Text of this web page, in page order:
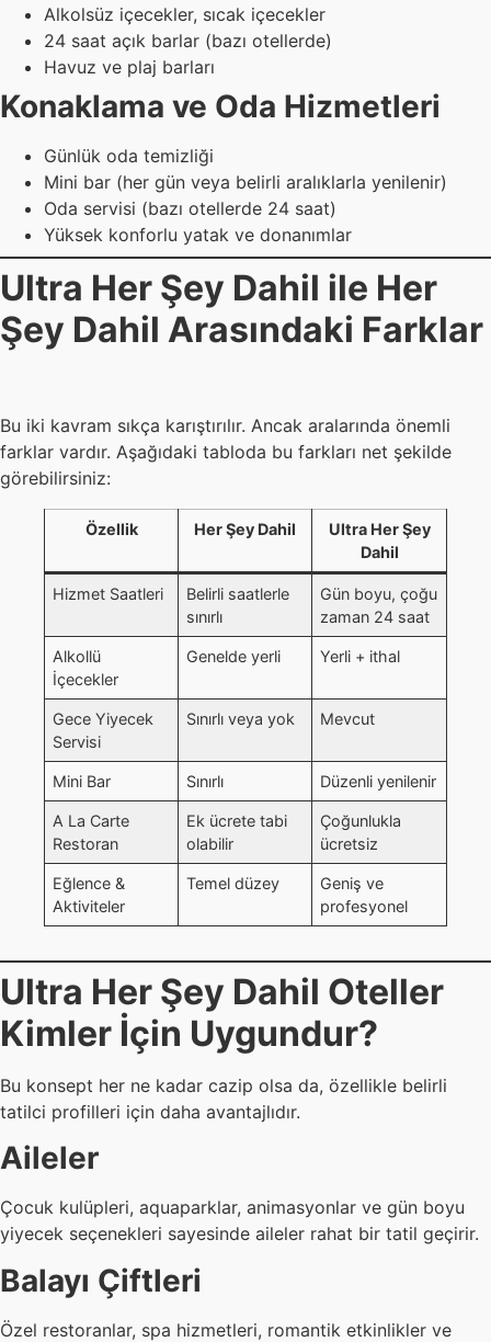
Alkolsüz içecekler, sıcak içecekler
24 saat açık barlar (bazı otellerde)
Havuz ve plaj barları
Konaklama ve Oda Hizmetleri
Günlük oda temizliği
Mini bar (her gün veya belirli aralıklarla yenilenir)
Oda servisi (bazı otellerde 24 saat)
Yüksek konforlu yatak ve donanımlar
Ultra Her Şey Dahil ile Her
Şey Dahil Arasındaki Farklar
Bu iki kavram sıkça karıştırılır. Ancak aralarında önemli
farklar vardır. Aşağıdaki tabloda bu farkları net şekilde
görebilirsiniz:
Özellik Her Şey Dahil
Ultra Her Şey
Dahil
Hizmet Saatleri
Belirli saatlerle
sınırlı
Gün boyu, çoğu
zaman 24 saat
Alkollü
İçecekler
Genelde yerli Yerli + ithal
Gece Yiyecek
Servisi
Sınırlı veya yok Mevcut
Mini Bar Sınırlı Düzenli yenilenir
A La Carte
Restoran
Ek ücrete tabi
olabilir
Çoğunlukla
ücretsiz
Eğlence &
Aktiviteler
Temel düzey
Geniş ve
profesyonel
Ultra Her Şey Dahil Oteller
Kimler İçin Uygundur?
Bu konsept her ne kadar cazip olsa da, özellikle belirli
tatilci profilleri için daha avantajlıdır.
Aileler
Çocuk kulüpleri, aquaparklar, animasyonlar ve gün boyu
yiyecek seçenekleri sayesinde aileler rahat bir tatil geçirir.
Balayı Çiftleri
Özel restoranlar, spa hizmetleri, romantik etkinlikler ve